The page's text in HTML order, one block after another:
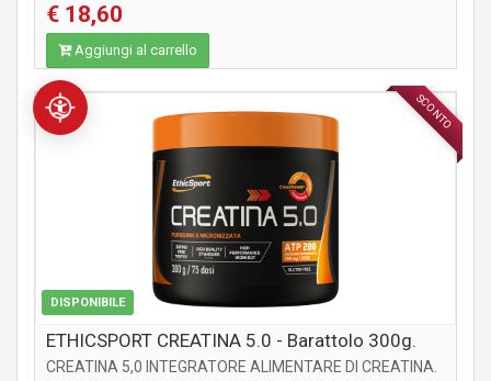
€ 18,60
Aggiungi al carrello
SCONTO
DISPONIBILE
INTEGRATORI
ETHICSPORT CREATINA 5.0 - Barattolo 300g.
CREATINA 5,0 INTEGRATORE ALIMENTARE DI CREATINA.